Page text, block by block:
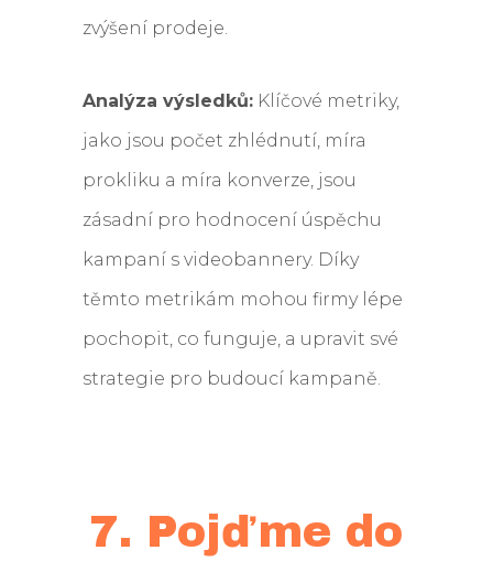
zvýšení prodeje.
Analýza výsledků:Klíčové metriky,
jako jsou počet zhlédnutí, míra
prokliku a míra konverze, jsou
zásadní pro hodnocení úspěchu
kampaní s videobannery. Díky
těmto metrikám mohou firmy lépe
pochopit, co funguje, a upravit své
strategie pro budoucí kampaně.
7. Pojďme do